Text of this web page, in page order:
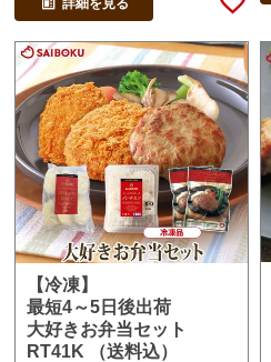
【冷凍】
最短4～5日後出荷
大好きお弁当セット
RT41K （送料込）